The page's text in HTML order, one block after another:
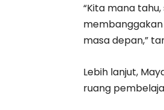
“Kita mana
masa depan,”
Lebih lanjut,
ruang